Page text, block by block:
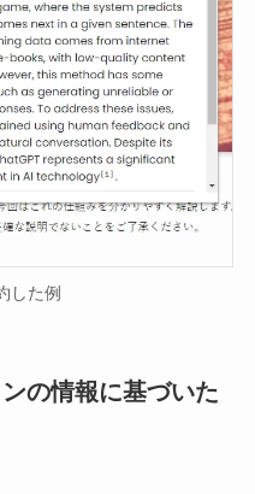
した例
の情報に基づいた